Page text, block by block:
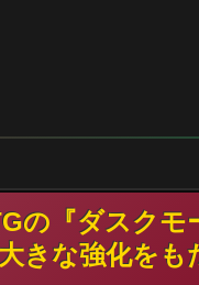
の『ダスク
きな強化をも